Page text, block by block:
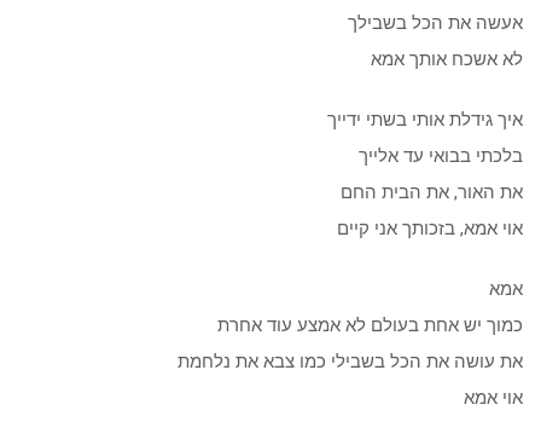
אעשה את הכל בשבילך
לא אשכח אותך אמא
איך גידלת אותי בשתי ידייך
בלכתי בבואי עד אלייך
את האור, את הבית החם
אוי אמא, בזכותך אני קיים
אמא
כמוך יש אחת בעולם לא אמצע עוד אחרת
את עושה את הכל בשבילי כמו צבא את נלחמת
אוי אמא